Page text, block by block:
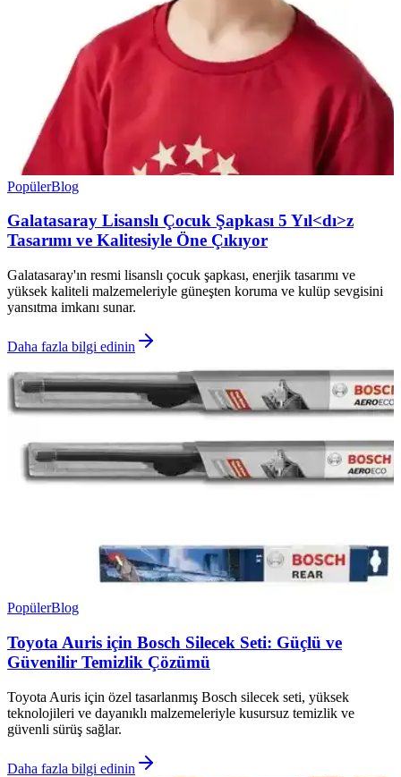
PopülerBlog
Galatasaray Lisanslı Çocuk Şapkası 5 Yıl<dı>z
Tasarımı ve Kalitesiyle Öne Çıkıyor
Galatasaray'ın resmi lisanslı çocuk şapkası, enerjik tasarımı ve
yüksek kaliteli malzemeleriyle güneşten koruma ve kulüp sevgisini
yansıtma imkanı sunar.
Daha fazla bilgi edinin
PopülerBlog
Toyota Auris için Bosch Silecek Seti: Güçlü ve
Güvenilir Temizlik Çözümü
Toyota Auris için özel tasarlanmış Bosch silecek seti, yüksek
teknolojileri ve dayanıklı malzemeleriyle kusursuz temizlik ve
güvenli sürüş sağlar.
Daha fazla bilgi edinin